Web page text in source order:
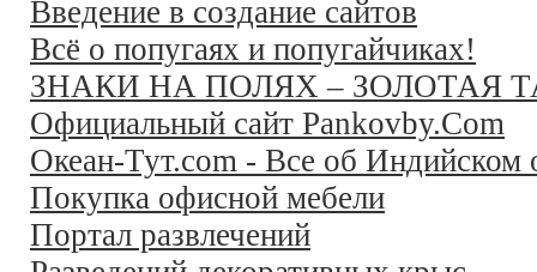
Введение в создание сайтов
Всё о попугаях и попугайчиках!
ЗНАКИ НА ПОЛЯХ – ЗОЛОТАЯ
Официальный сайт Pankovby.Com
Океан-Тут.com - Все об Индийском
Покупка офисной мебели
Портал развлечений